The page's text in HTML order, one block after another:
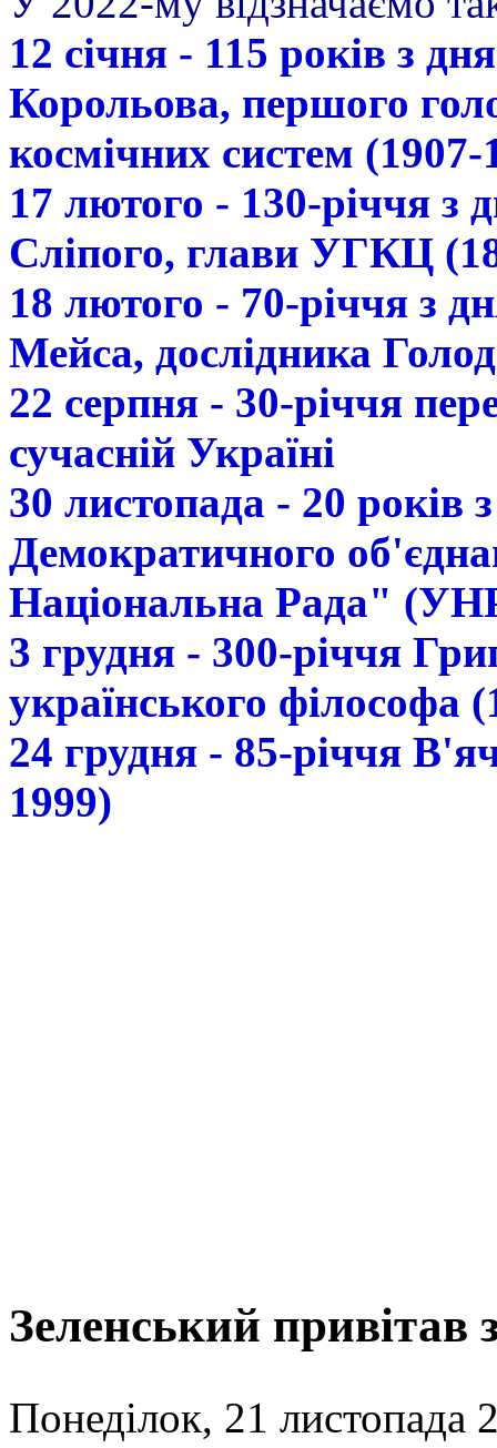
12 січня - 115 років з
Корольова, першого
космічних систем (1907-
17 лютого - 130-річчя з
Сліпого, глави УГКЦ
18 лютого - 70-річчя з
Мейса, дослідника
22 серпня - 30-річчя
сучасній Україні
30 листопада - 20 років
Демократичного
Національна Рада"
3 грудня - 300-річчя
українського філософа
24 грудня - 85-річчя
1999)
Зеленський привітав
Понеділок, 21 листопада